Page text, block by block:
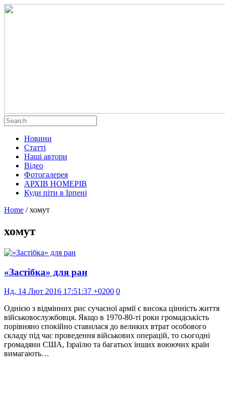
Новини
Статті
Наші автори
Відео
Фотогалерея
АРХІВ НОМЕРІВ
Куди піти в Ірпені
Home / хомут
хомут
«Застібка» для ран
Нд, 14 Лют 2016 17:51:37 +0200 0
Однією з відмінних рис сучасної армії є висока цінність життя
військовослужбовця. Якщо в 1970-80-ті роки громадськість
порівняно спокійно ставилася до великих втрат особового
складу під час проведення військових операцій, то сьогодні
громадяни США, Ізраїлю та багатьох інших воюючих країн
вимагають…